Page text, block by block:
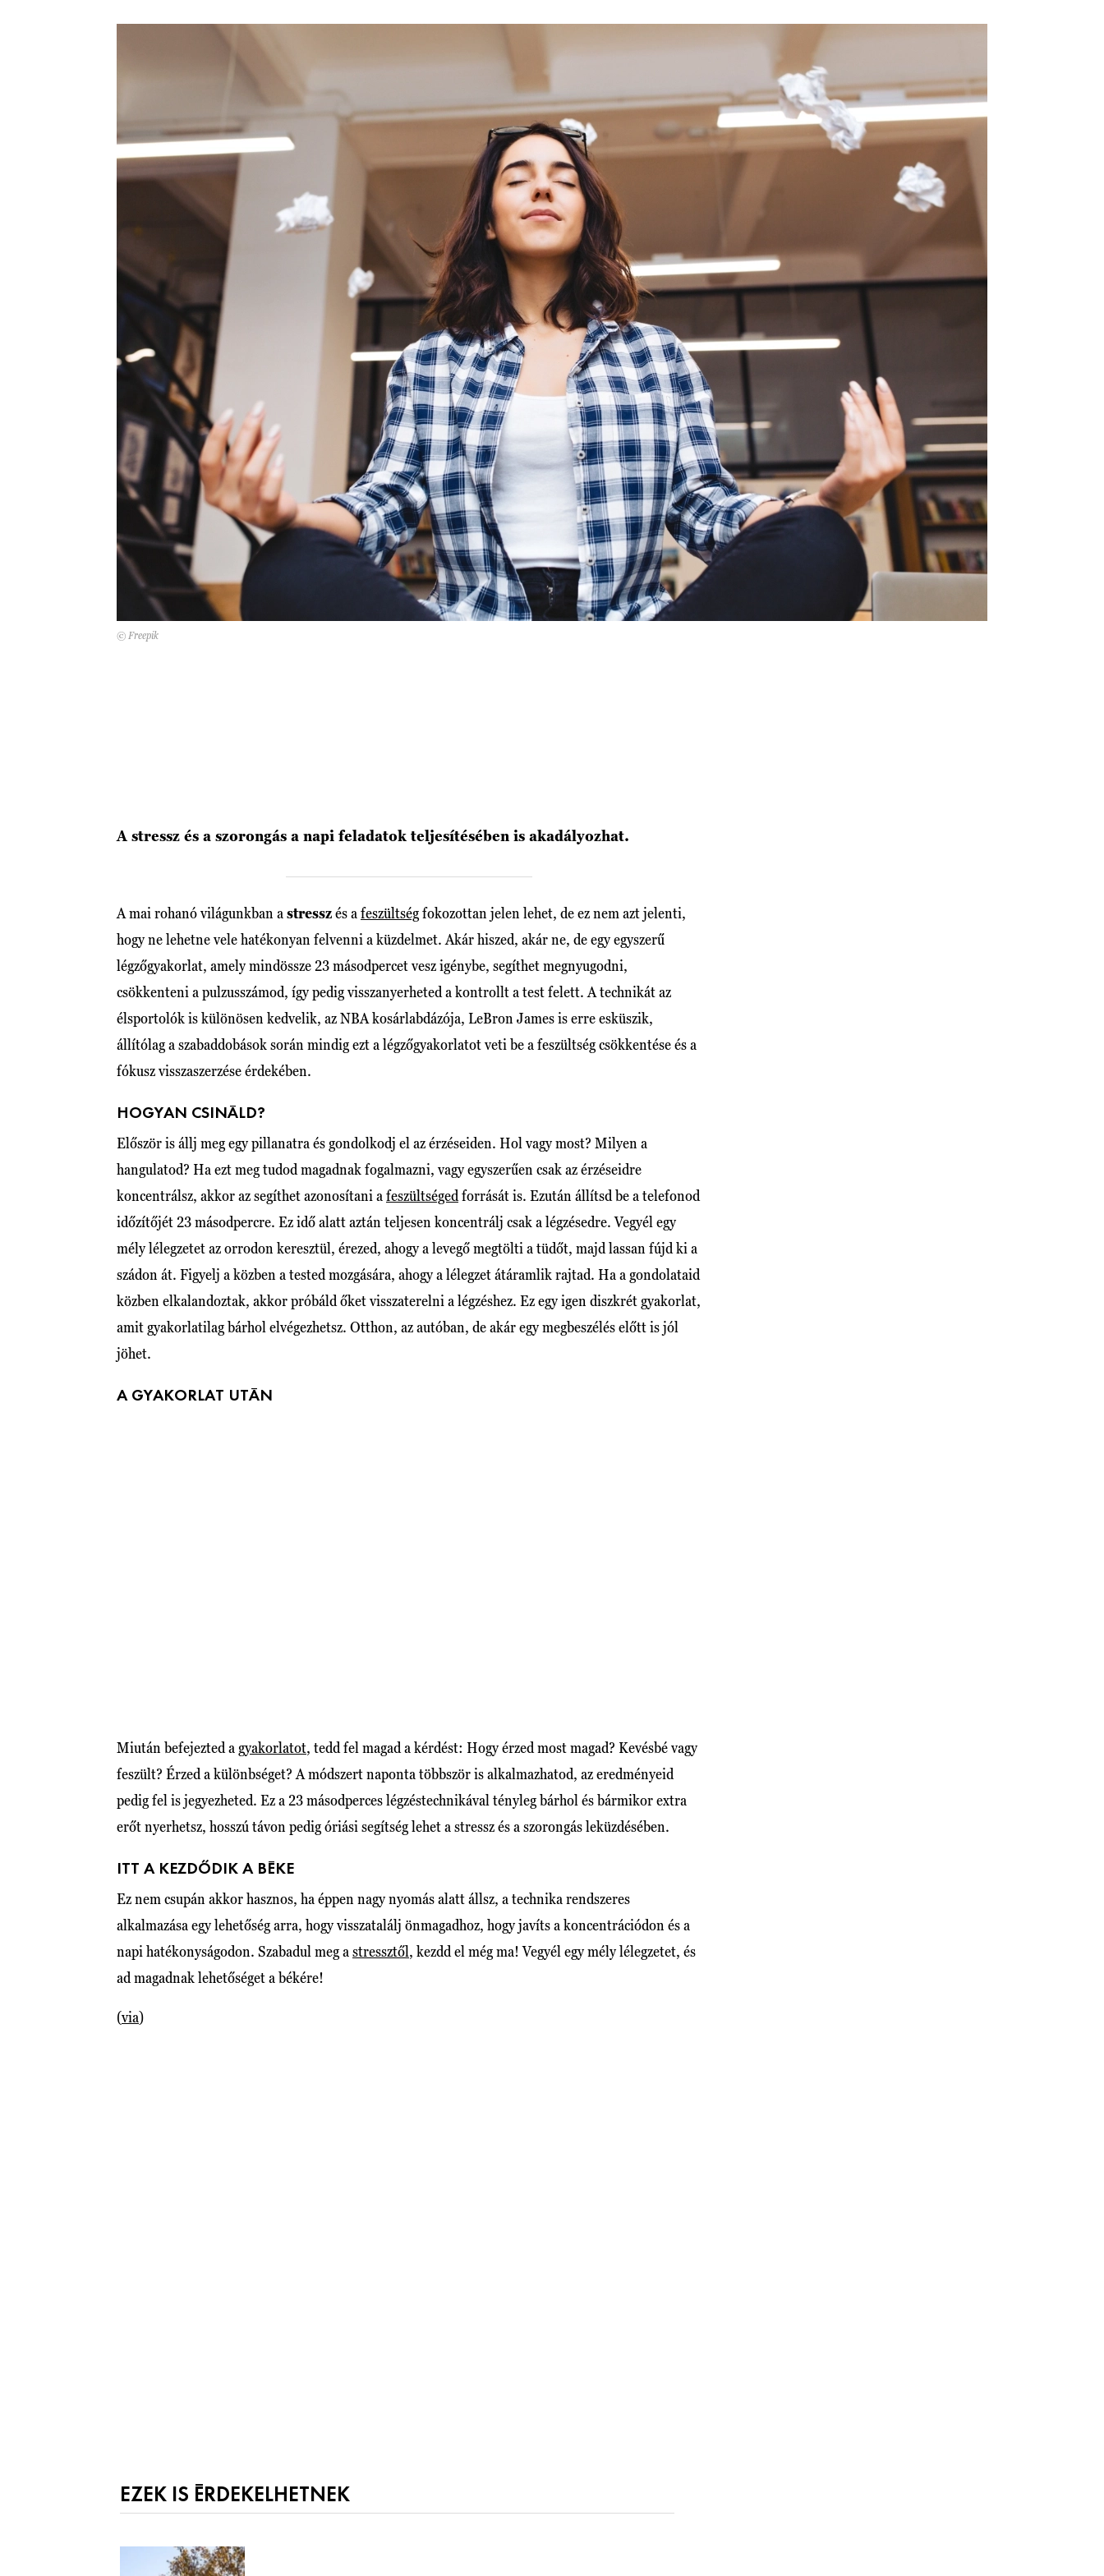
© Freepik
A stressz és a szorongás a napi feladatok teljesítésében is akadályozhat.
A mai rohanó világunkban a stresszés a feszültségfokozottan jelen lehet, de ez nem azt jelenti,
hogy ne lehetne vele hatékonyan felvenni a küzdelmet. Akár hiszed, akár ne, de egy egyszerű
légzőgyakorlat, amely mindössze 23 másodpercet vesz igénybe, segíthet megnyugodni,
csökkenteni a pulzusszámod, így pedig visszanyerheted a kontrollt a test felett. A technikát az
élsportolók is különösen kedvelik, az NBA kosárlabdázója, LeBron James is erre esküszik,
állítólag a szabaddobások során mindig ezt a légzőgyakorlatot veti be a feszültség csökkentése és a
fókusz visszaszerzése érdekében.
HOGYAN CSINÁLD?
Először is állj meg egy pillanatra és gondolkodj el az érzéseiden. Hol vagy most? Milyen a
hangulatod? Ha ezt meg tudod magadnak fogalmazni, vagy egyszerűen csak az érzéseidre
koncentrálsz, akkor az segíthet azonosítani a feszültséged forrását is. Ezután állítsd be a telefonod
időzítőjét 23 másodpercre. Ez idő alatt aztán teljesen koncentrálj csak a légzésedre. Vegyél egy
mély lélegzetet az orrodon keresztül, érezed, ahogy a levegő megtölti a tüdőt, majd lassan fújd ki a
szádon át. Figyelj a közben a tested mozgására, ahogy a lélegzet átáramlik rajtad. Ha a gondolataid
közben elkalandoztak, akkor próbáld őket visszaterelni a légzéshez. Ez egy igen diszkrét gyakorlat,
amit gyakorlatilag bárhol elvégezhetsz. Otthon, az autóban, de akár egy megbeszélés előtt is jól
jöhet.
A GYAKORLAT UTÁN
Miután befejezted a gyakorlatot, tedd fel magad a kérdést: Hogy érzed most magad? Kevésbé vagy
feszült? Érzed a különbséget? A módszert naponta többször is alkalmazhatod, az eredményeid
pedig fel is jegyezheted. Ez a 23 másodperces légzéstechnikával tényleg bárhol és bármikor extra
erőt nyerhetsz, hosszú távon pedig óriási segítség lehet a stressz és a szorongás leküzdésében.
ITT A KEZDŐDIK A BÉKE
Ez nem csupán akkor hasznos, ha éppen nagy nyomás alatt állsz, a technika rendszeres
alkalmazása egy lehetőség arra, hogy visszatalálj önmagadhoz, hogy javíts a koncentrációdon és a
napi hatékonyságodon. Szabadul meg a stressztől, kezdd el még ma! Vegyél egy mély lélegzetet, és
ad magadnak lehetőséget a békére!
(via)
EZEK IS ÉRDEKELHETNEK